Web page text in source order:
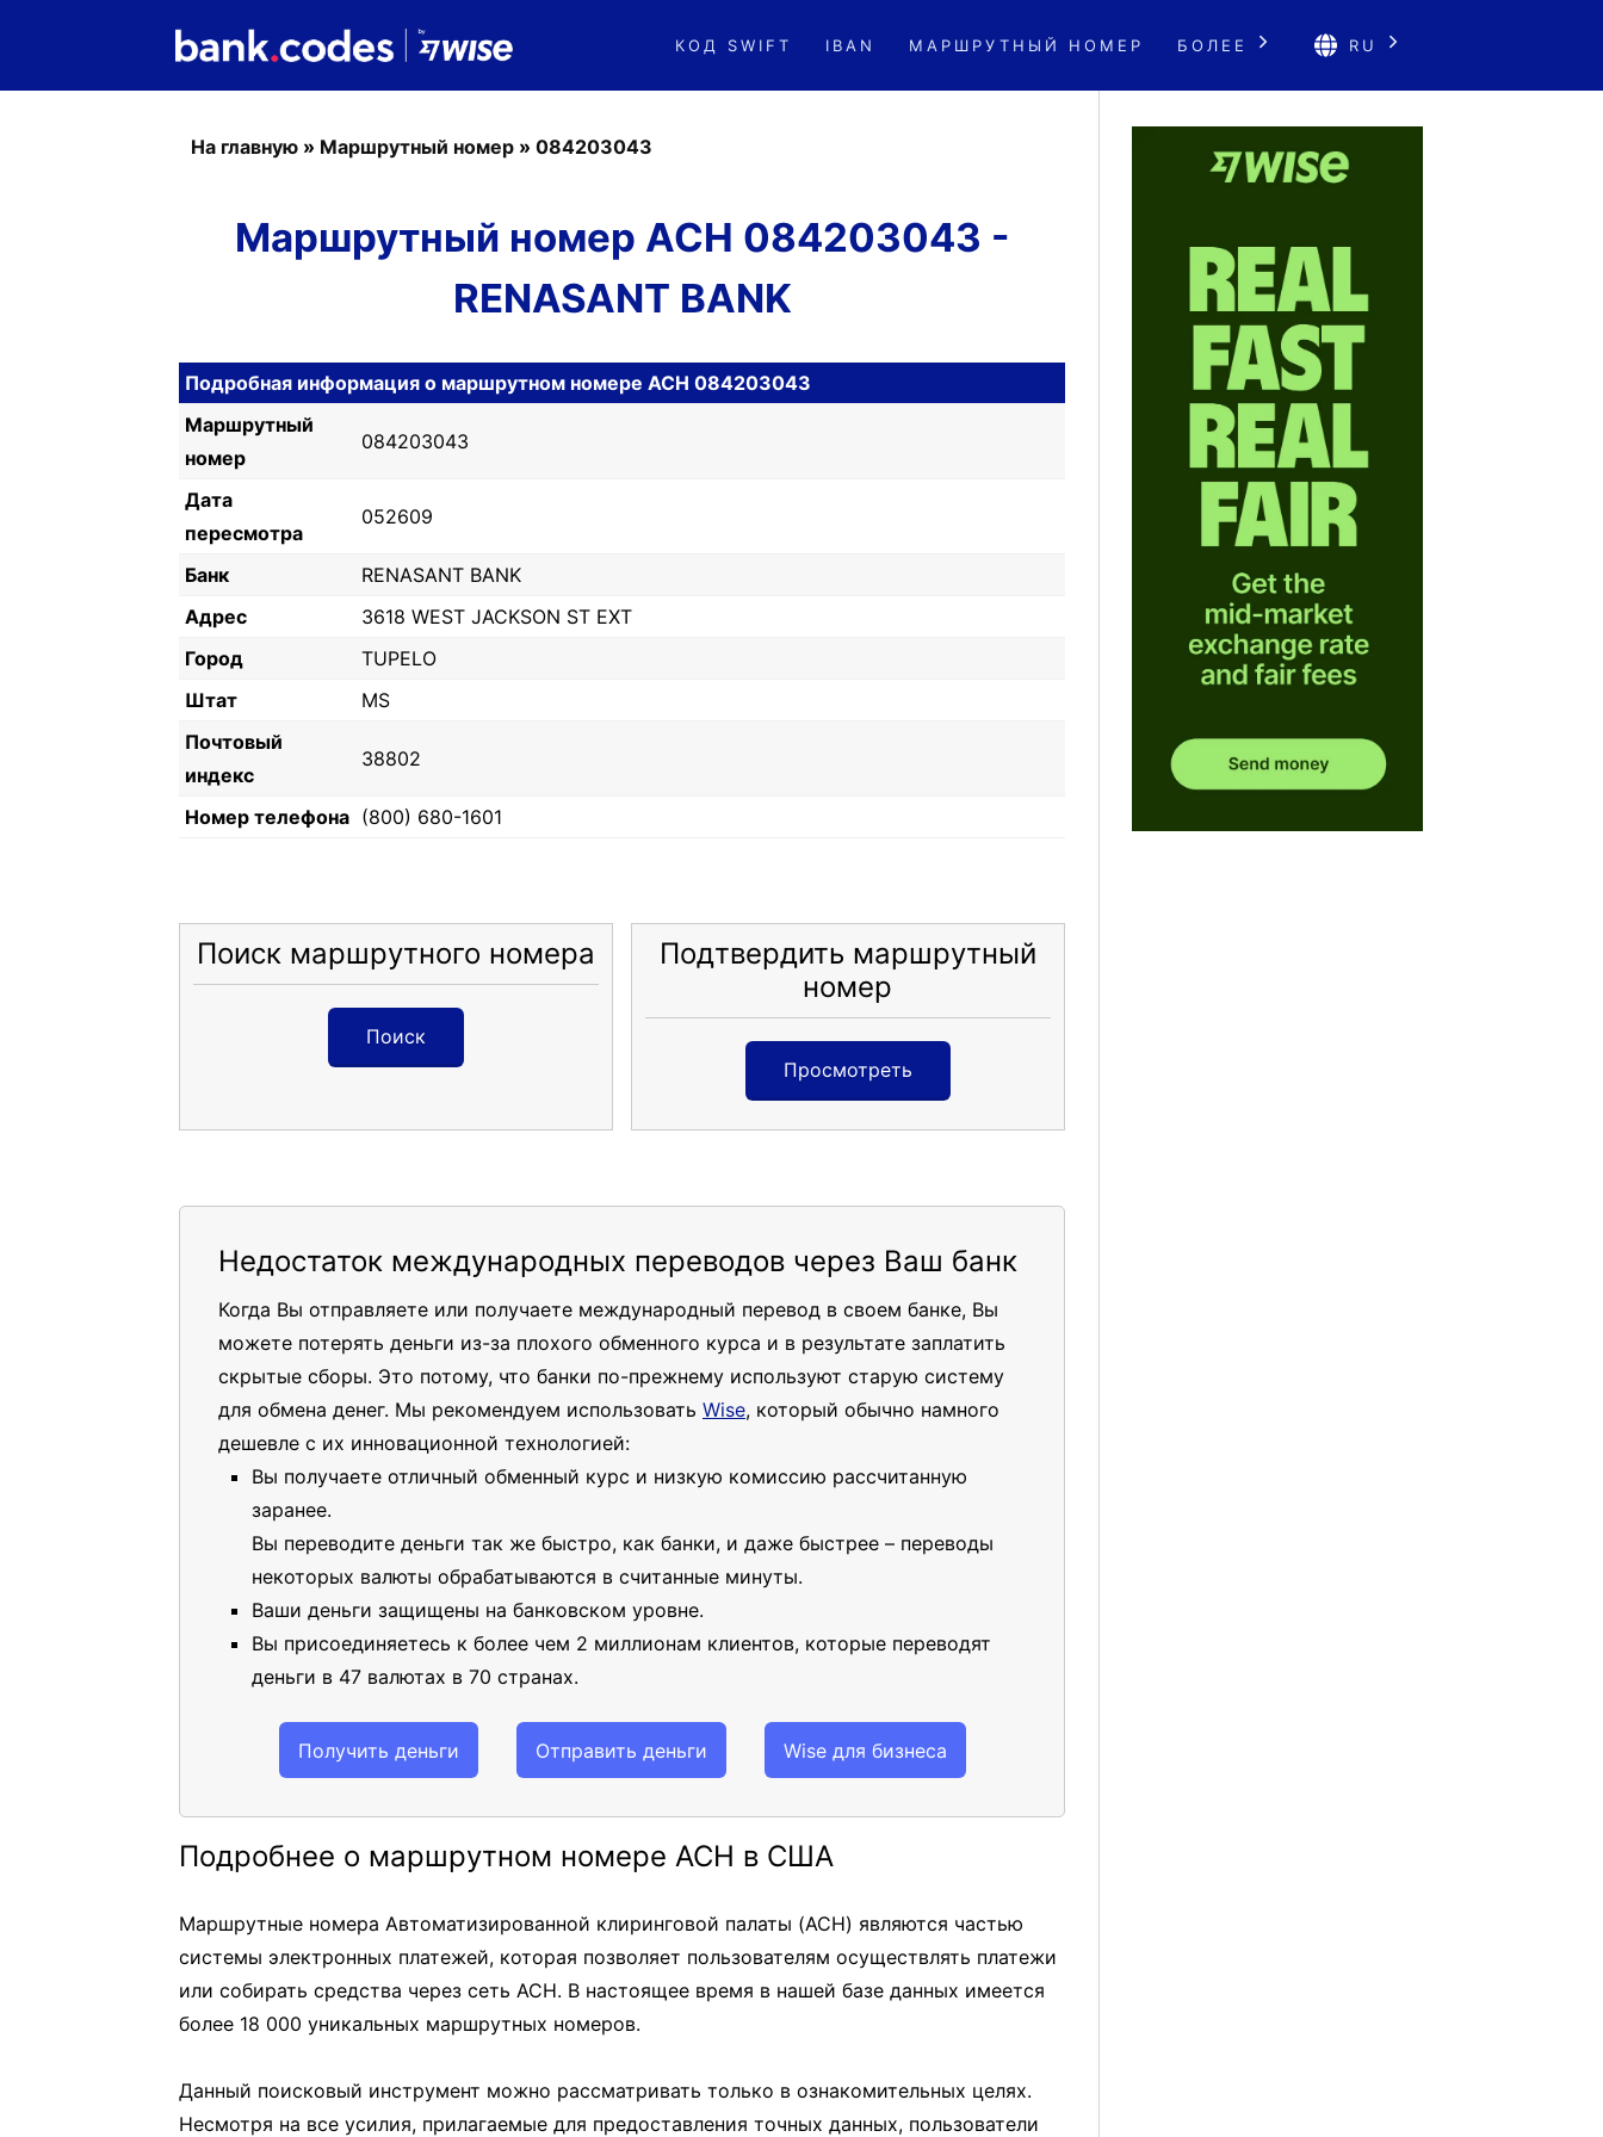
КОД SWIFT IBAN МАРШРУТНЫЙ НОМЕР БОЛЕЕ RU
На главную » Маршрутный номер » 084203043
Маршрутный номер ACH 084203043 -
RENASANT BANK
Подробная информация о маршрутном номере ACH 084203043
Маршрутный
номер
084203043
Дата
пересмотра
052609
Банк
RENASANT BANK
Адрес
3618 WEST JACKSON ST EXT
Город
TUPELO
Штат
MS
Почтовый
индекс
38802
Номер телефона (800) 680-1601
Поиск маршрутного номера
Поиск
Подтвердить маршрутный
номер
Просмотреть
Недостаток международных переводов через Ваш банк
Когда Вы отправляете или получаете международный перевод в своем банке, Вы
можете потерять деньги из-за плохого обменного курса и в результате заплатить
скрытые сборы. Это потому, что банки по-прежнему используют старую систему
для обмена денег. Мы рекомендуем использовать Wise, который обычно намного
дешевле с их инновационной технологией:
Вы получаете отличный обменный курс и низкую комиссию рассчитанную
заранее.
Вы переводите деньги так же быстро, как банки, и даже быстрее – переводы
некоторых валюты обрабатываются в считанные минуты.
Ваши деньги защищены на банковском уровне.
Вы присоединяетесь к более чем 2 миллионам клиентов, которые переводят
деньги в 47 валютах в 70 странах.
Получить деньги Отправить деньги Wise для бизнеса
Подробнее о маршрутном номере ACH в США
Маршрутные номера Автоматизированной клиринговой палаты (ACH) являются частью
системы электронных платежей, которая позволяет пользователям осуществлять платежи
или собирать средства через сеть ACH. В настоящее время в нашей базе данных имеется
более 18 000 уникальных маршрутных номеров.
Данный поисковый инструмент можно рассматривать только в ознакомительных целях.
Несмотря на все усилия, прилагаемые для предоставления точных данных, пользователи